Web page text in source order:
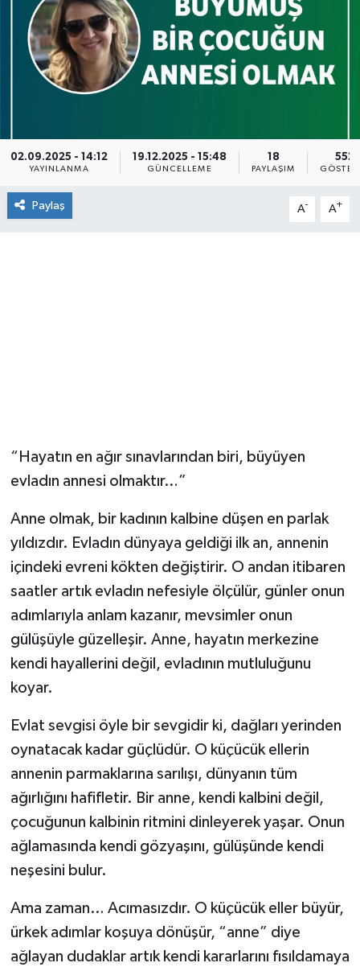
02.09.2025 - 14:12
YAYINLANMA
19.12.2025 - 15:48
GÜNCELLEME
18
PAYLAŞIM
552
Paylaş A- A+
“Hayatın en ağır sınavlarından biri, büyüyen
evladın annesi olmaktır…”
Anne olmak, bir kadının kalbine düşen en parlak
yıldızdır. Evladın dünyaya geldiği ilk an, annenin
içindeki evreni kökten değiştirir. O andan itibaren
saatler artık evladın nefesiyle ölçülür, günler onun
adımlarıyla anlam kazanır, mevsimler onun
gülüşüyle güzelleşir. Anne, hayatın merkezine
kendi hayallerini değil, evladının mutluluğunu
koyar.
Evlat sevgisi öyle bir sevgidir ki, dağları yerinden
oynatacak kadar güçlüdür. O küçücük ellerin
annenin parmaklarına sarılışı, dünyanın tüm
ağırlığını hafifletir. Bir anne, kendi kalbini değil,
çocuğunun kalbinin ritmini dinleyerek yaşar. Onun
ağlamasında kendi gözyaşını, gülüşünde kendi
neşesini bulur.
Ama zaman… Acımasızdır. O küçücük eller büyür,
ürkek adımlar koşuya dönüşür, “anne” diye
ağlayan dudaklar artık kendi kararlarını fısıldamaya